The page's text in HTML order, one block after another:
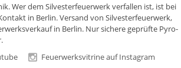
. Wer dem Silvesterfeuerwerk verfallen ist, ist bei
in Berlin. Versand von Silvesterfeuerwerk,
in Berlin. Nur sichere geprüfte Pyro-
Feuerwerksvitrine auf Instagram